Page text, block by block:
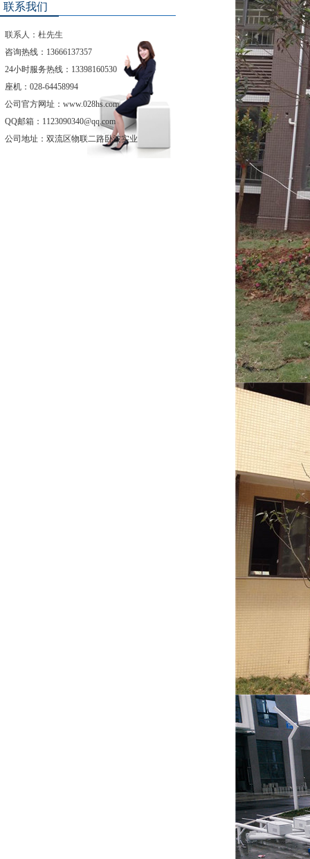
联系我们
联系人：杜先生
咨询热线：13666137357
24小时服务热线：13398160530
座机：028-64458994
公司官方网址：www.028hs.com
QQ邮箱：1123090340@qq.com
公司地址：双流区物联二路卧波实业